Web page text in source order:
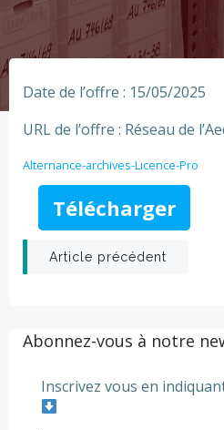
Date de l’offre : 15/05/2025
URL de l’offre : Réseau de
Alternance-archives-Licence-Pro
Télécharger
Post
Article précédent
Abonnez-vous à notre
Inscrivez vous en